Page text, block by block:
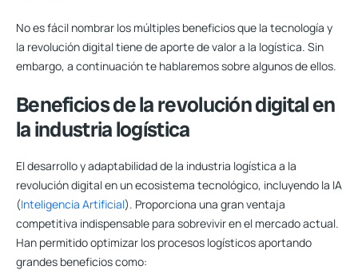
No es fácil nombrar los múltiples beneficios que la tecnología y
la revolución digital tiene de aporte de valor a la logística. Sin
embargo, a continuación te hablaremos sobre algunos de ellos.
Beneficios de la revolución digital en
la industria logística
El desarrollo y adaptabilidad de la industria logística a la
revolución digital en un ecosistema tecnológico, incluyendo la IA
(Inteligencia Artificial). Proporciona una gran ventaja
competitiva indispensable para sobrevivir en el mercado actual.
Han permitido optimizar los procesos logísticos aportando
grandes beneficios como: